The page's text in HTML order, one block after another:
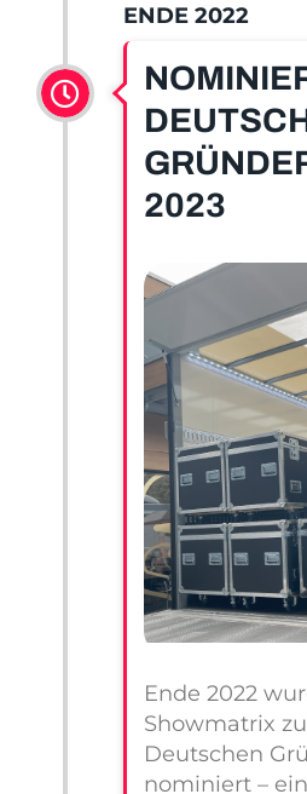
ENDE 2022
2023
Ende 2022
Showmatrix
Deutschen
nominiert –